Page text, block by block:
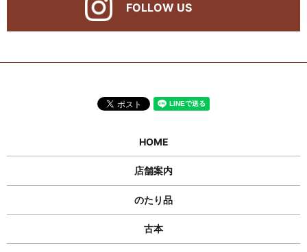
FOLLOW US
HOME
店舗案内
のたり品
古本